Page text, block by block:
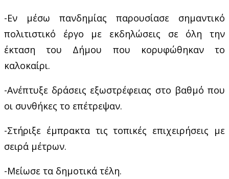
-Εν μέσω πανδημίας παρουσίασε σημαντικό
πολιτιστικό έργο με εκδηλώσεις σε όλη την
έκταση του Δήμου που κορυφώθηκαν το
καλοκαίρι.
-Ανέπτυξε δράσεις εξωστρέφειας στο βαθμό που
οι συνθήκες το επέτρεψαν.
-Στήριξε έμπρακτα τις τοπικές επιχειρήσεις με
σειρά μέτρων.
-Μείωσε τα δημοτικά τέλη.